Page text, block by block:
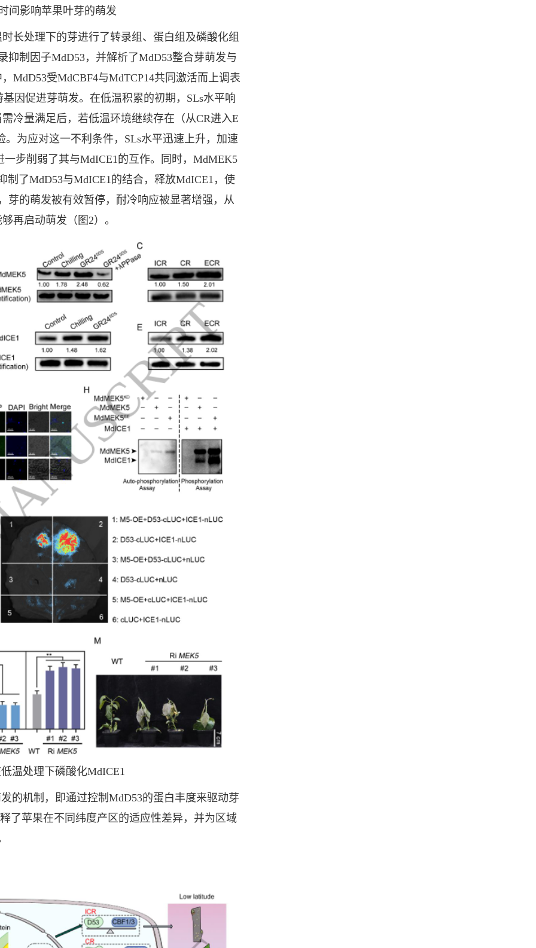
间影响苹果叶芽的萌发
长处理下的芽进行了转录组、蛋白组及磷酸化组
抑制因子MdD53，并解析了MdD53整合芽萌发与
MdD53受MdCBF4与MdTCP14共同激活而上调表
因促进芽萌发。在低温积累的初期，SLs水平响
冷量满足后，若低温环境继续存在（从CR进入E
为应对这一不利条件，SLs水平迅速上升，加速
步削弱了其与MdICE1的互作。同时，MdMEK5
了MdD53与MdICE1的结合，释放MdICE1，使
芽的萌发被有效暂停，耐冷响应被显著增强，从
再启动萌发（图2）。
温处理下磷酸化MdICE1
的机制，即通过控制MdD53的蛋白丰度来驱动芽
了苹果在不同纬度产区的适应性差异，并为区域